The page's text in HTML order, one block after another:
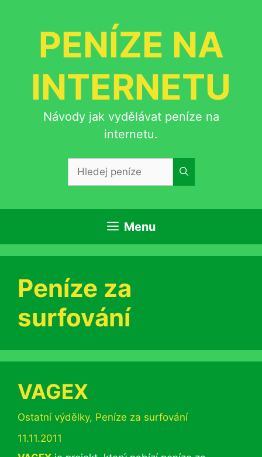
PENÍZE NA
INTERNETU
Návody jak vydělávat peníze na
internetu.
Menu
Peníze za
surfování
VAGEX
Rubriky
Ostatní výdělky, Peníze za surfování
11.11.2011